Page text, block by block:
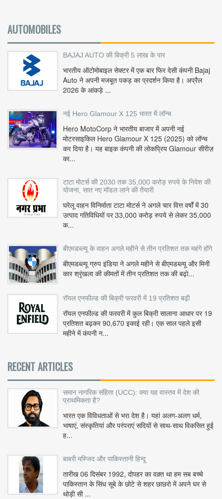
AUTOMOBILES
BAJAJ AUTO की बिक्री 5 लाख के पार
भारतीय ऑटोमोबाइल सेक्टर में एक बार फिर देसी कंपनी Bajaj
Auto ने अपनी मजबूत पकड़ का प्रदर्शन किया है। अप्रैल
2026 के आंकड़े ...
नई Hero Glamour X 125 भारत में लॉन्च
Hero MotoCorp ने भारतीय बाजार में अपनी नई
मोटरसाइकिल Hero Glamour X 125 (2025) को लॉन्च
कर दिया है। यह बाइक कंपनी की लोकप्रिय Glamour सीरीज़
का...
टाटा मोटर्स की 2030 तक 35,000 करोड़ रुपये के निवेश की
योजना, सात नए मॉडल लाने की तैयारी
घरेलू वाहन विनिर्माता टाटा मोटर्स ने अगले चार वित्त वर्षों में 30
उत्पाद गतिविधियों पर 33,000 करोड़ रुपये से लेकर 35,000
क...
बीएमडब्ल्यू के वाहन अगले महीने से तीन प्रतिशत तक महंगे होंगे
बीएमडब्ल्यू ग्रुप इंडिया ने अगले महीने से बीएमडब्ल्यू और मिनी
कार श्रृंखला की कीमतों में तीन प्रतिशत तक की बढ़ो...
रॉयल एनफील्ड की बिक्री फरवरी में 19 प्रतिशत बढ़ी
रॉयल एनफील्ड की फरवरी में कुल बिक्री सालाना आधार पर 19
प्रतिशत बढ़कर 90,670 इकाई रही। एक साल पहले इसी
महीने में कंपनी न...
RECENT ARTICLES
समान नागरिक संहिता (UCC): क्या यह वास्तव में देश की
प्राथमिकता है?
भारत एक विविधताओं से भरा देश है। यहां अलग-अलग धर्म,
भाषाएं, संस्कृतियां और परंपराएं सदियों से साथ-साथ विकसित हुई
ह...
बाबरी मस्जिद और पाकिस्तानी हिन्दू
तारीख 06 दिसंबर 1992, दोपहर का वक़्त था हम सब बच्चे
पाकिस्तान के सिंध सूबे के छोटे से शहर छाछरो में अपने घर से
थोड़ी सी ...